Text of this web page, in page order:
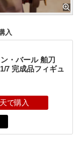
入
・バール 舶刀
7 完成品フィギュ
で購入